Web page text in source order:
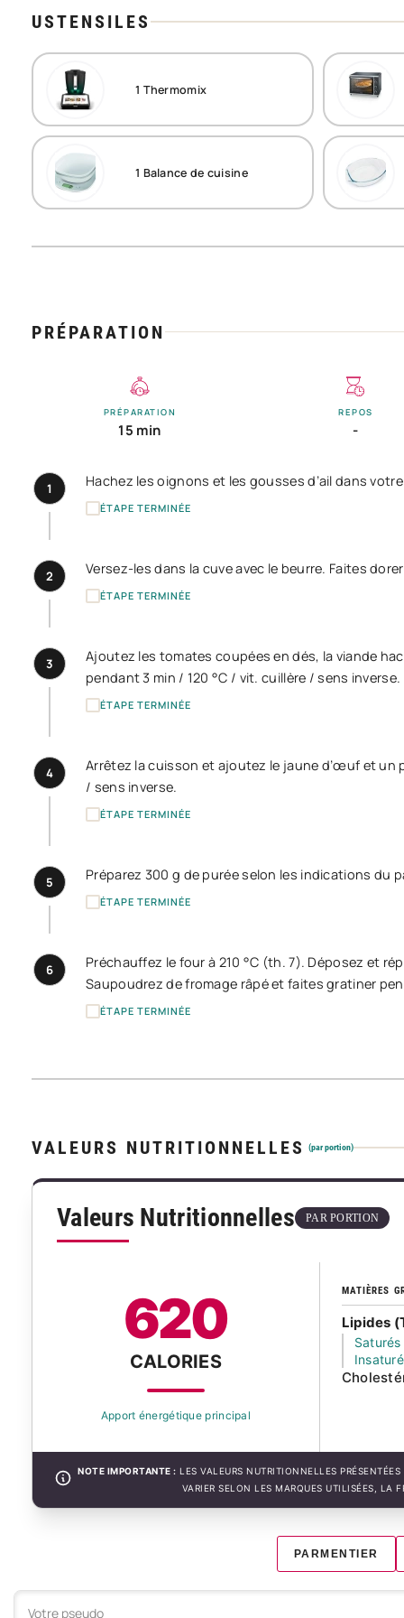
USTENSILES
1 Thermomix
1 Balance de cuisine
PRÉPARATION
PRÉPARATION
15 min
REPOS
-
1 Hachez les oignons et les gousses d’ail dans
ÉTAPE TERMINÉE
2 Versez-les dans la cuve avec le beurre. Faites
ÉTAPE TERMINÉE
3
Ajoutez les tomates coupées en dés, la viande
pendant 3 min / 120 °C / vit. cuillère / sens inverse.
ÉTAPE TERMINÉE
4
Arrêtez la cuisson et ajoutez le jaune d’œuf et un
/ sens inverse.
ÉTAPE TERMINÉE
5 Préparez 300 g de purée selon les indications du
ÉTAPE TERMINÉE
6
Préchauffez le four à 210 °C (th. 7). Déposez et
Saupoudrez de fromage râpé et faites gratiner
ÉTAPE TERMINÉE
VALEURS NUTRITIONNELLES (par portion)
Valeurs Nutritionnelles PAR PORTION
620
CALORIES
Apport énergétique principal
MATIÈRES
Lipides
Saturés
NOTE IMPORTANTE : LES VALEURS NUTRITIONNELLES
VARIER SELON LES MARQUES UTILISÉES, LA
PARMENTIER